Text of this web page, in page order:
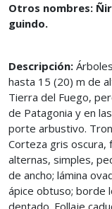
Otros nombres:
guindo.
Descripción:
hasta 15 (20) m de
Tierra del Fuego,
de Patagonia y en
porte arbustivo.
Corteza gris
alternas, simples,
de ancho; lámina
ápice obtuso; borde
dentado. Follaje